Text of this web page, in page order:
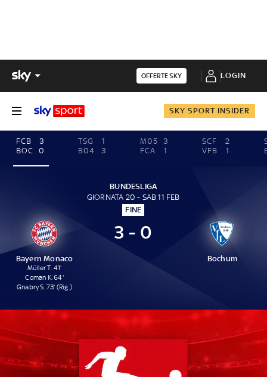
OFFERTE SKY LOGIN
SKY SPORT INSIDER
FCB
3
BOC
0
TSG
1
B04
3
M05
3
FCA
1
SCF
2
VFB
1
BUNDESLIGA
GIORNATA 20 - SAB 11 FEB
FINE
Bayern Monaco
Müller T. 41'
Coman K. 64'
Gnabry S. 73' (Rig.)
3 - 0
Bochum